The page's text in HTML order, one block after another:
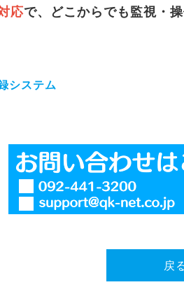
応で、どこからでも監視・
システム
戻